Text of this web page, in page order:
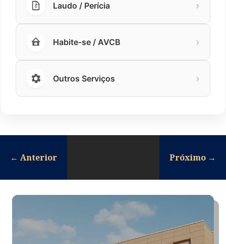
Laudo / Perícia ›
Habite-se / AVCB ›
Outros Serviços ›
← Anterior Próximo →